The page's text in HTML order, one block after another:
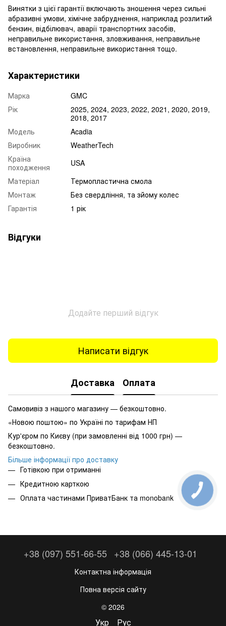
Винятки з цієї гарантії включають зношення через сильні
абразивні умови, хімічне забруднення, наприклад розлитий
бензин, відбілювач, аварії транспортних засобів,
неправильне використання, зловживання, неправильне
встановлення, неправильне використання тощо.
Характеристики
Марка
GMC
Рік
2025, 2024, 2023, 2022, 2021, 2020, 2019,
2018, 2017
Модель
Acadia
Виробник
WeatherTech
Країна
походження
USA
Матеріал
Термопластична смола
Монтаж
Без свердління, та зйому колес
Гарантія
1 рік
Відгуки
Додайте перший відгук
Написати відгук
Доставка Оплата
Самовивіз з нашого магазину — безкоштовно.
«Новою поштою» по Україні по тарифам НП
Кур'єром по Києву (при замовленні від 1000 грн) —
безкоштовно.
Більше інформації про доставку
Готівкою при отриманні
Кредитною карткою
Оплата частинами ПриватБанк та monobank
+38 (097) 551-66-55 +38 (066) 445-13-01
Контактна інформація
Повна версія сайту
© 2026
Укр Рус